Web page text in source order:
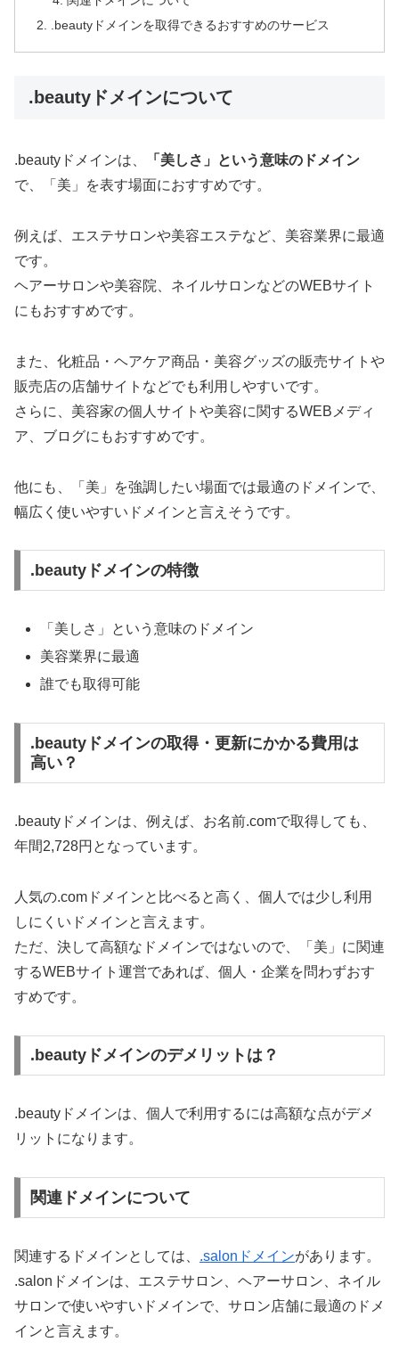
.beautyドメインを取得できるおすすめのサービス
.beautyドメインについて
.beautyドメインは、
「美しさ」という意味のドメイン
で、「美」を表す場面におすすめです。
例えば、エステサロンや美容エステなど、美容業界に最適
です。
ヘアーサロンや美容院、ネイルサロンなどのWEBサイト
にもおすすめです。
また、化粧品・ヘアケア商品・美容グッズの販売サイトや
販売店の店舗サイトなどでも利用しやすいです。
さらに、美容家の個人サイトや美容に関するWEBメディ
ア、ブログにもおすすめです。
他にも、「美」を強調したい場面では最適のドメインで、
幅広く使いやすいドメインと言えそうです。
.beautyドメインの特徴
「美しさ」という意味のドメイン
美容業界に最適
誰でも取得可能
.beautyドメインの取得・更新にかかる費用は
高い？
.beautyドメインは、例えば、お名前.comで取得しても、
年間2,728円となっています。
人気の.comドメインと比べると高く、個人では少し利用
しにくいドメインと言えます。
ただ、決して高額なドメインではないので、「美」に関連
するWEBサイト運営であれば、個人・企業を問わずおす
すめです。
.beautyドメインのデメリットは？
.beautyドメインは、個人で利用するには高額な点がデメ
リットになります。
関連ドメインについて
関連するドメインとしては、 .salonドメインがあります。
.salonドメインは、エステサロン、ヘアーサロン、ネイル
サロンで使いやすいドメインで、サロン店舗に最適のドメ
インと言えます。